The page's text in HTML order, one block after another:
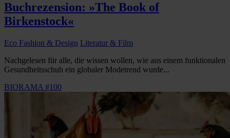
Buchrezension: »The Book of
Birkenstock«
Eco Fashion & Design Literatur & Film
Nachgelesen für alle, die wissen wollen, wie aus einem funktionalen
Gesundheitsschuh ein globaler Modetrend wurde...
BIORAMA #100